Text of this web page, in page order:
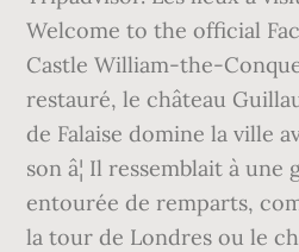
Welcome to the official
Castle William-the-
restauré, le château
de Falaise domine la ville
son â¦ Il ressemblait à
entourée de remparts,
la tour de Londres ou le